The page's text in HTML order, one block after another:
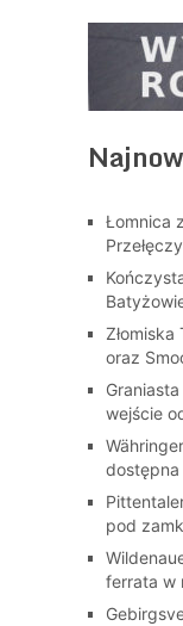
Łomnica
Przełęczy
oraz
wejście
pod
ferrata w